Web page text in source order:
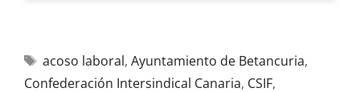
acoso laboral, Ayuntamiento de Betancuria,
Confederación Intersindical Canaria, CSIF,